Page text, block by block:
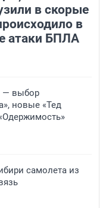
в скорые
в
атаки БПЛА
— выбор
новые «Тед
самолета из